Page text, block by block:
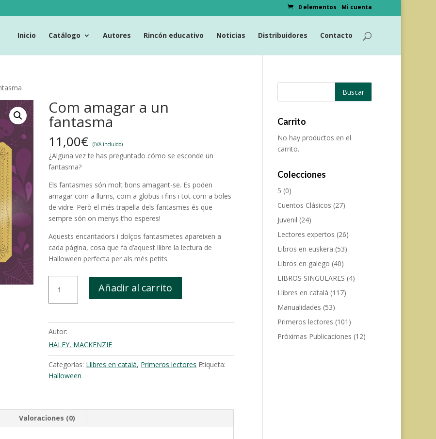
Mi cuenta
0 elementos
Inicio Catálogo Autores Rincón educativo Noticias Distribuidores Contacto
Com amagar a un
fantasma
11,00€ (IVA incluido)
¿Alguna vez te has preguntado cómo se esconde un
fantasma?
Els fantasmes són molt bons amagant-se. Es poden
amagar com a llums, com a globus i fins i tot com a boles
de vidre. Però el més trapella dels fantasmes és que
sempre són on menys t’ho esperes!
Aquests encantadors i dolços fantasmetes apareixen a
cada pàgina, cosa que fa d’aquest llibre la lectura de
Halloween perfecta per als més petits.
amagar
a
fantasma
cantidad
Añadir al carrito
Autor:
HALEY, MACKENZIE
Categorías: Llibres en català, Primeros lectores Etiqueta:
Halloween
Valoraciones (0)
Carrito
No hay productos en el
carrito.
Colecciones
5 (0)
Cuentos Clásicos (27)
Juvenil (24)
Lectores expertos (26)
Libros en euskera (53)
Libros en galego (40)
LIBROS SINGULARES (4)
Llibres en català (117)
Manualidades (53)
Primeros lectores (101)
Próximas Publicaciones (12)